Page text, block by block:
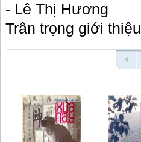
- Lê Thị Hương
Trân trọng giới thiệu